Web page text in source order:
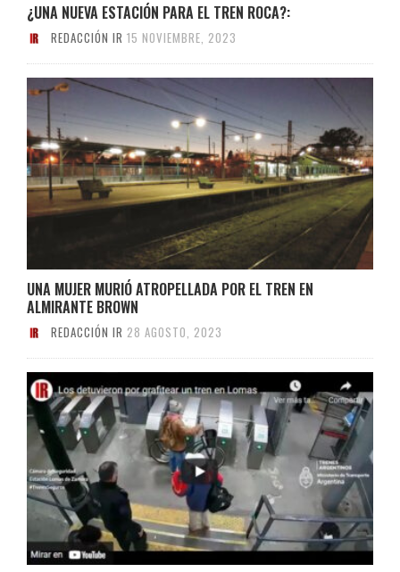
¿UNA NUEVA ESTACIÓN PARA EL TREN ROCA?:
REDACCIÓN IR 15 NOVIEMBRE, 2023
UNA MUJER MURIÓ ATROPELLADA POR EL TREN EN
ALMIRANTE BROWN
REDACCIÓN IR 28 AGOSTO, 2023